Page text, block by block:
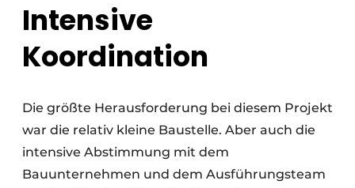
Intensive
Koordination
Die größte Herausforderung bei diesem Projekt
war die relativ kleine Baustelle. Aber auch die
intensive Abstimmung mit dem
Bauunternehmen und dem Ausführungsteam